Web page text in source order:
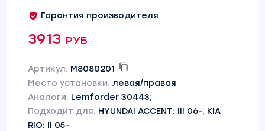
Гарантия производителя
3913 руб
Артикул: M8080201
Место установки: левая/правая
Аналоги: Lemforder 30443;
Подходит для: HYUNDAI ACCENT: III 06-; KIA
RIO: II 05-